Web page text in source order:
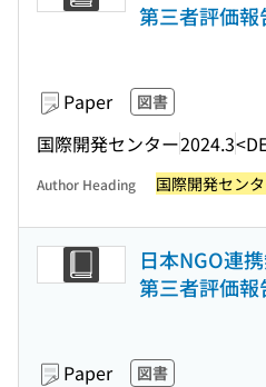
第三者評価報
Paper 図書
国際開発センター2024.3
Author Heading 国際開発セン
日本NGO連
第三者評価報
Paper 図書